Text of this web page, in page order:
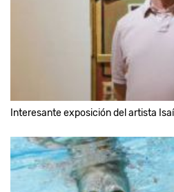
Interesante exposición del artista